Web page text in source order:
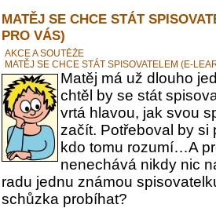
MATĚJ SE CHCE STÁT
PRO VÁS)
AKCE A SOUTĚŽE
MATĚJ SE CHCE STÁT SPISOVATELEM (E-
Matěj má už dlouho
chtěl by se stát
vrtá hlavou, jak svou
začít. Potřeboval by si
kdo tomu rozumí…A
nenechává nikdy nic
radu jednu známou
schůzka probíhat?